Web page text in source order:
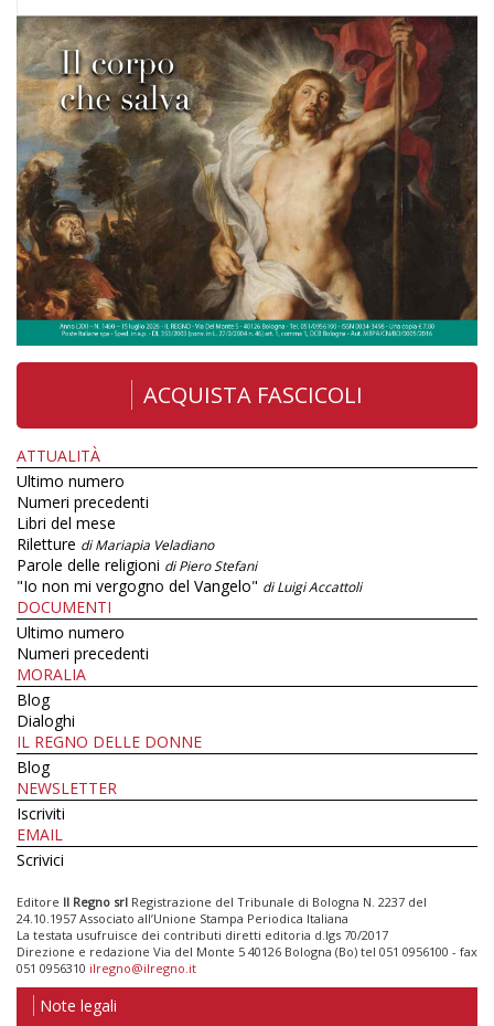
ACQUISTA FASCICOLI
ATTUALITÀ
Ultimo numero
Numeri precedenti
Libri del mese
Riletture di Mariapia Veladiano
Parole delle religioni di Piero Stefani
"Io non mi vergogno del Vangelo" di Luigi Accattoli
DOCUMENTI
Ultimo numero
Numeri precedenti
MORALIA
Blog
Dialoghi
IL REGNO DELLE DONNE
Blog
NEWSLETTER
Iscriviti
EMAIL
Scrivici
Editore Il Regno srl Registrazione del Tribunale di Bologna N. 2237 del
24.10.1957 Associato all’Unione Stampa Periodica Italiana
La testata usufruisce dei contributi diretti editoria d.lgs 70/2017
Direzione e redazione Via del Monte 5 40126 Bologna (Bo) tel 051 0956100 - fax
051 0956310 ilregno@ilregno.it
Note legali